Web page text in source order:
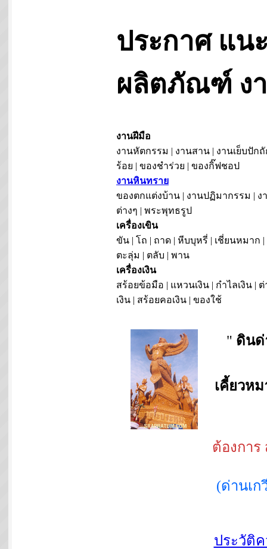
ประกาศ แน
ผลิตภัณฑ์ ง
งานฝีมือ
งานหัตกรรม | งานสาน | งานเย็บปัก
ร้อย | ของชำร่วย | ของกิ๊ฟชอป
งานหินทราย
ของตกแต่งบ้าน | งานปฏิมากรรม | ง
ต่างๆ | พระพุทธรูป
เครื่องเขิน
ขัน | โถ | ถาด | หีบบุหรี่ | เชี่ยนหมาก |
ตะลุ่ม | ตลับ | พาน
เครื่องเงิน
สร้อยข้อมือ | แหวนเงิน | กำไลเงิน | ต่
เงิน | สร้อยคอเงิน | ของใช้
" ดินด่
เคี้ยวห
ต้องกา
(ด่านเ
ประวัติ